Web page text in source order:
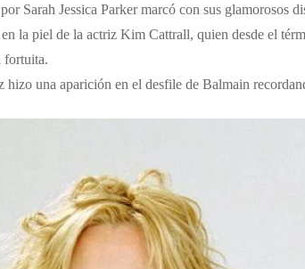
Sarah Jessica Parker marcó con sus glamorosos
la piel de la actriz Kim Cattrall, quien desde el
fortuita.
una aparición en el desfile de Balmain